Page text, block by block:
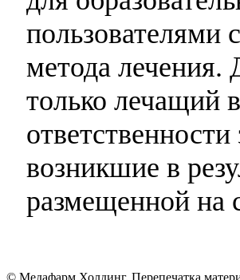
пользователями
метода лечения.
только лечащий
возникшие в
размещенной на
© Медафарм Холдинг. Перепечатка